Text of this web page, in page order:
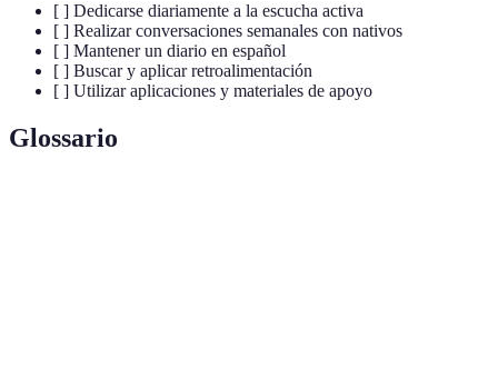
[ ] Dedicarse diariamente a la escucha activa
[ ] Realizar conversaciones semanales con nativos
[ ] Mantener un diario en español
[ ] Buscar y aplicar retroalimentación
[ ] Utilizar aplicaciones y materiales de apoyo
Glossario